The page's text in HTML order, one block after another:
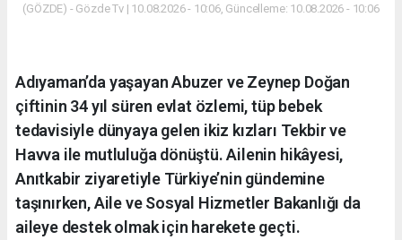
(GÖZDE) - Gözde Tv | 10.08.2026 - 10:06, Güncelleme: 10.08.2026 - 10:06
Adıyaman’da yaşayan Abuzer ve Zeynep Doğan
çiftinin 34 yıl süren evlat özlemi, tüp bebek
tedavisiyle dünyaya gelen ikiz kızları Tekbir ve
Havva ile mutluluğa dönüştü. Ailenin hikâyesi,
Anıtkabir ziyaretiyle Türkiye’nin gündemine
taşınırken, Aile ve Sosyal Hizmetler Bakanlığı da
aileye destek olmak için harekete geçti.